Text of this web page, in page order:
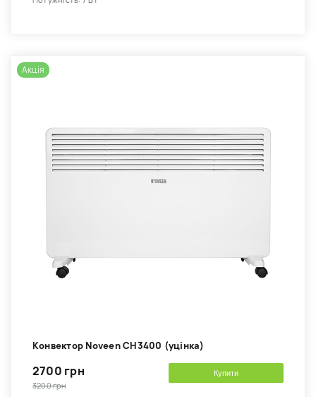
Акція
Kонвектор Noveen CH3400 (уцінка)
2700 грн
3200 грн
Купити